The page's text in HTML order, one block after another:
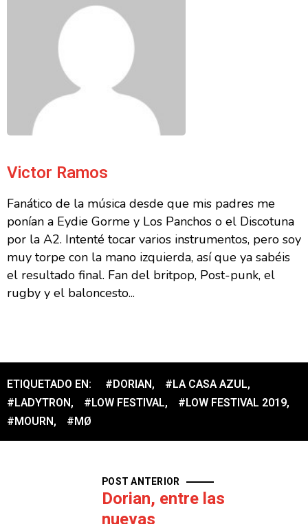
Victor Ramos
Fanático de la música desde que mis padres me
ponían a Eydie Gorme y Los Panchos o el Discotuna
por la A2. Intenté tocar varios instrumentos, pero soy
muy torpe con la mano izquierda, así que ya sabéis
el resultado final. Fan del britpop, Post-punk, el
rugby y el baloncesto...
ETIQUETADO EN: #DORIAN, #LA CASA AZUL,
#LADYTRON, #LOW FESTIVAL, #LOW FESTIVAL 2019,
#MOURN, #MØ
POST ANTERIOR
Dorian, entre las